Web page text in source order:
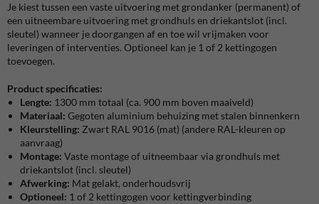
Je kiest tussen een vaste uitvoering met grondanker (permanent) of
een uitneembare uitvoering met grondhuls en driekantslot (incl.
sleutel) wanneer je doorgangen af en toe wil vrijmaken voor
leveringen of interventies. Optioneel kan je 1 of 2 kettingogen
toevoegen.
Product specificaties:
Lengte: 1300 mm totaal (ca. 900 mm boven maaiveld)
Materiaal: Gegoten aluminium behuizing met stalen binnenkern
Kleurstelling: Zwart RAL 9016 (mat) (andere RAL-kleuren op
aanvraag)
Montage: Vaste montage of uitneembaar via grondhuls met
driekantslot (incl. sleutel)
Afwerking: Mat gelakt, onderhoudsvrij
Optioneel: 1 of 2 kettingogen voor kettingverbinding